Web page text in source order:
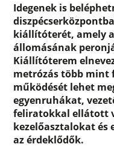
Idegenek is
kiállítóterét, amely
állomásának
Kiállítóterem
metrózás több mint
működését lehet
egyenruhákat,
feliratokkal ellátott
kezelőasztalokat
az érdeklődők.